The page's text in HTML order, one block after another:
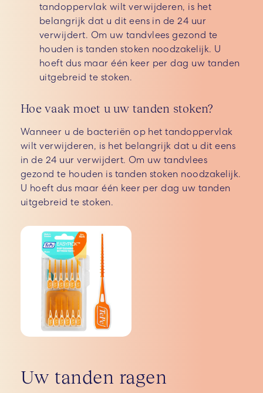
tandoppervlak wilt verwijderen, is het
belangrijk dat u dit eens in de 24 uur
verwijdert. Om uw tandvlees gezond te
houden is tanden stoken noodzakelijk. U
hoeft dus maar één keer per dag uw tanden
uitgebreid te stoken.
Hoe vaak moet u uw tanden stoken?
Wanneer u de bacteriën op het tandoppervlak
wilt verwijderen, is het belangrijk dat u dit eens
in de 24 uur verwijdert. Om uw tandvlees
gezond te houden is tanden stoken noodzakelijk.
U hoeft dus maar één keer per dag uw tanden
uitgebreid te stoken.
Uw tanden ragen